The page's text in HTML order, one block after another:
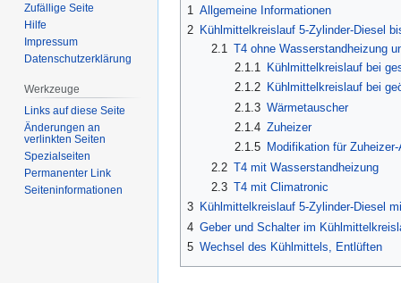
springen
springen
1 Allgemeine Informationen
2 Kühlmittelkreislauf 5-Zylinder-Diesel
2.1
T4 ohne Wasserstandheizung
2.1.1
Kühlmittelkreislauf bei
2.1.2 Kühlmittelkreislauf bei
2.1.3 Wärmetauscher
2.1.4 Zuheizer
2.1.5 Modifikation für
2.2 T4 mit Wasserstandheizung
2.3 T4 mit Climatronic
3 Kühlmittelkreislauf 5-Zylinder-Diesel
4 Geber und Schalter im
5 Wechsel des Kühlmittels, Entlüften
Zufällige Seite
Hilfe
Impressum
Datenschutzerklärung
Werkzeuge
Links auf diese Seite
Änderungen an
verlinkten Seiten
Spezialseiten
Permanenter Link
Seiten­informationen